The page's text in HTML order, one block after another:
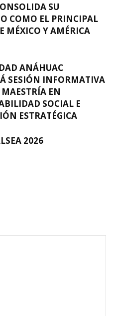
SU
COMO EL PRINCIPAL
MÉXICO Y AMÉRICA
ANÁHUAC
SESIÓN INFORMATIVA
EN
SOCIAL E
ESTRATÉGICA
2026